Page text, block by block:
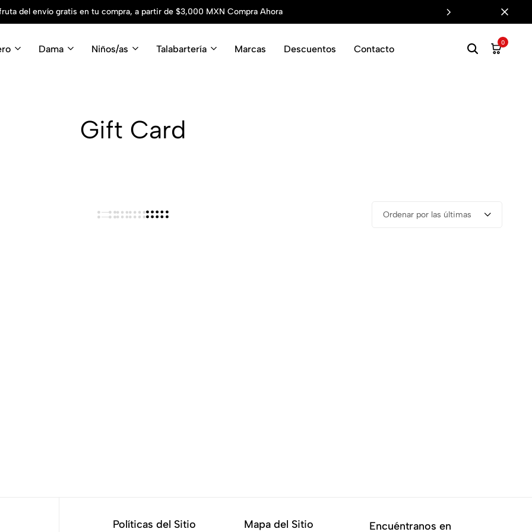
del envío gratis en tu compra, a partir de $3,000 MXN Compra Ahora
Dama Niños/as Talabartería Marcas Descuentos Contacto
0
Gift Card
Ordenar por las últimas
Políticas del Sitio Mapa del Sitio Encuéntranos en